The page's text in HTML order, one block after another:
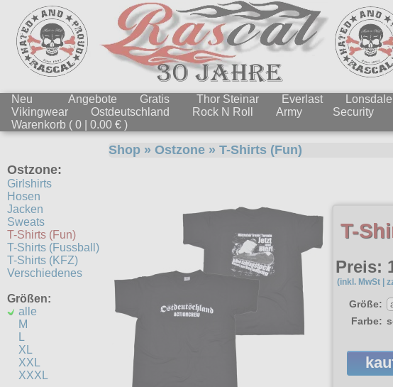
Neu Angebote Gratis Thor Steinar Everlast Lonsdale
Vikingwear
Ostdeutschland Rock N Roll Army Security
Warenkorb ( 0 | 0.00 € )
Ostzone:
Girlshirts
Hosen
Jacken
Sweats
T-Shirts (Fun)
T-Shirts (Fussball)
T-Shirts (KFZ)
Verschiedenes
Größen:
alle
M
L
XL
XXL
XXXL
Shop » Ostzone» T-Shirts (Fun)
T-
Preis:
(inkl. MwSt |
Größe:
Farbe: